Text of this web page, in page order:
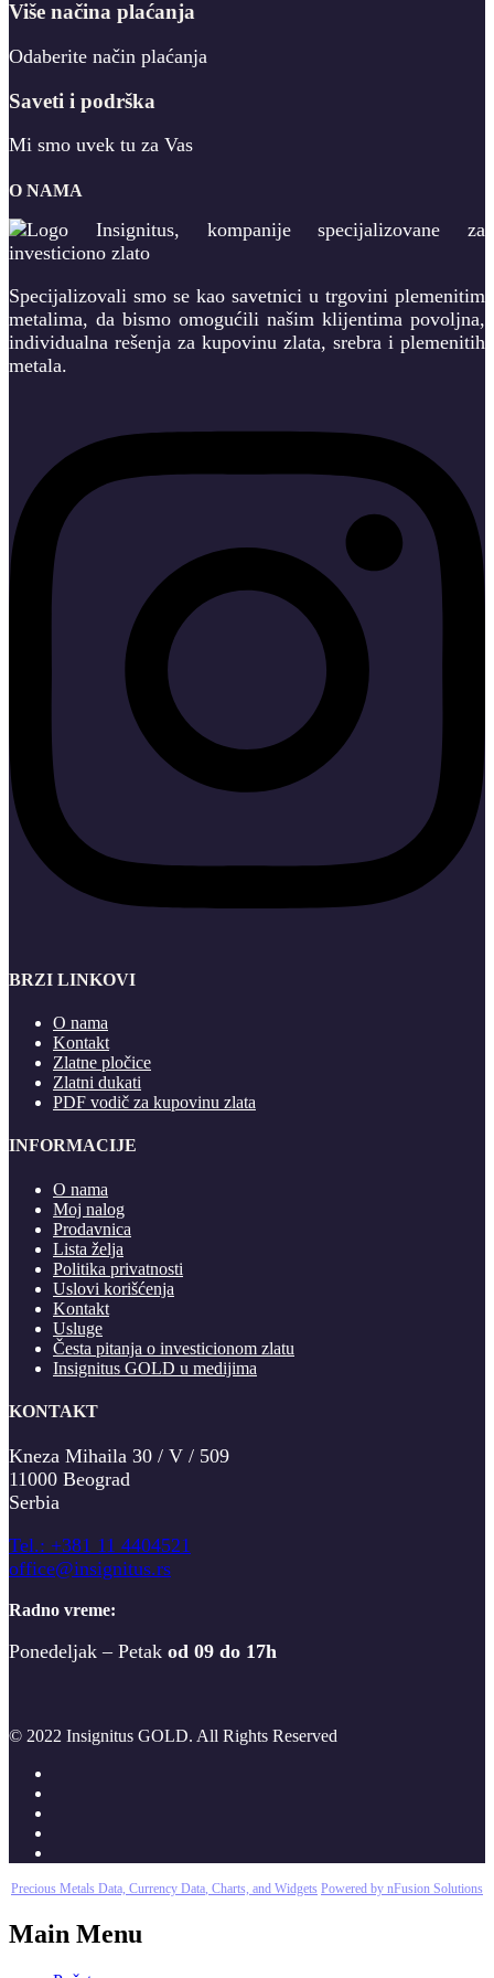
Više načina plaćanja
Odaberite način plaćanja
Saveti i podrška
Mi smo uvek tu za Vas
O NAMA
Specijalizovali smo se kao savetnici u trgovini plemenitim
metalima, da bismo omogućili našim klijentima povoljna,
individualna rešenja za kupovinu zlata, srebra i plemenitih
metala.
BRZI LINKOVI
O nama
Kontakt
Zlatne pločice
Zlatni dukati
PDF vodič za kupovinu zlata
INFORMACIJE
O nama
Moj nalog
Prodavnica
Lista želja
Politika privatnosti
Uslovi korišćenja
Kontakt
Usluge
Česta pitanja o investicionom zlatu
Insignitus GOLD u medijima
KONTAKT
Kneza Mihaila 30 / V / 509
11000 Beograd
Serbia
Tel.: +381 11 4404521
office@insignitus.rs
Radno vreme:
Ponedeljak – Petak od 09 do 17h
© 2022 Insignitus GOLD. All Rights Reserved
Precious Metals Data, Currency Data, Charts, and Widgets Powered by nFusion Solutions
Main Menu